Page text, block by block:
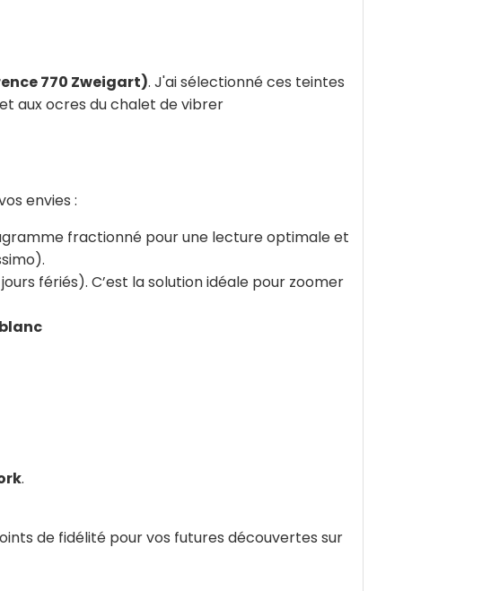
770 Zweigart). J'ai sélectionné ces teintes
aux ocres du chalet de vibrer
envies :
fractionné pour une lecture optimale et
fériés). C’est la solution idéale pour zoomer
.
de fidélité pour vos futures découvertes sur